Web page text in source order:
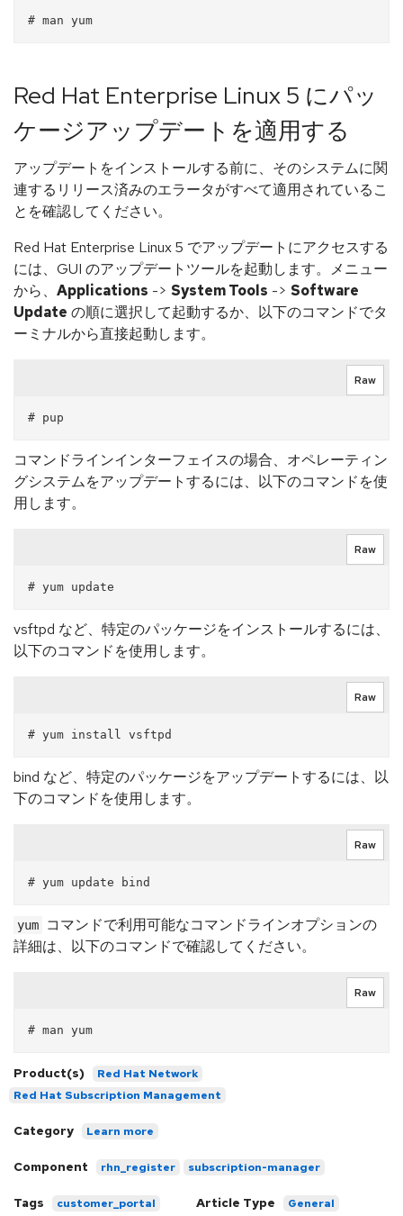
Red Hat Enterprise Linux 5 にパッ
ケージアップデートを適用する
アップデートをインストールする前に、そのシステムに関
連するリリース済みのエラータがすべて適用されているこ
とを確認してください。
Red Hat Enterprise Linux 5 でアップデートにアクセスする
には、GUI のアップデートツールを起動します。メニュー
から、 Applications -> System Tools -> Software
Update の順に選択して起動するか、以下のコマンドでタ
ーミナルから直接起動します。
Raw
コマンドラインインターフェイスの場合、オペレーティン
グシステムをアップデートするには、以下のコマンドを使
用します。
Raw
vsftpd など、特定のパッケージをインストールするには、
以下のコマンドを使用します。
Raw
bind など、特定のパッケージをアップデートするには、以
下のコマンドを使用します。
Raw
yum
コマンドで利用可能なコマンドラインオプションの
詳細は、以下のコマンドで確認してください。
Raw
Product(s)
Red Hat Network
Red Hat Subscription Management
Category Learn more
Component rhn_register subscription-manager
Tags customer_portal Article Type General